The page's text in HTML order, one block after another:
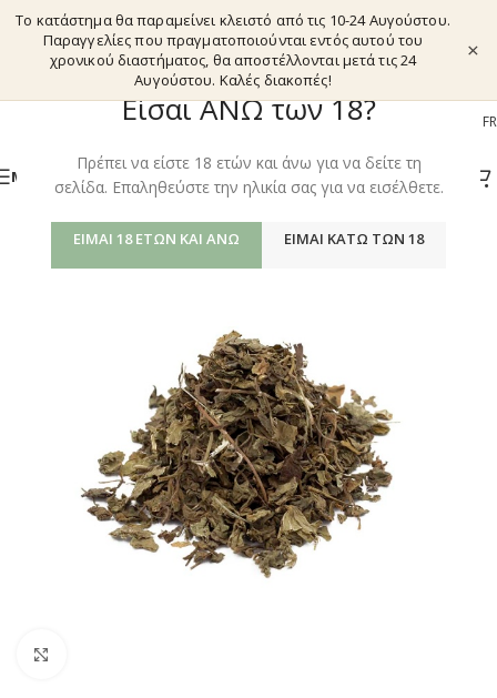
Είσαι ΑΝΩ των 18?
Πρέπει να είστε 18 ετών και άνω για να δείτε τη
σελίδα. Επαληθεύστε την ηλικία σας για να εισέλθετε.
ΕΊΜΑΙ 18 ΕΤΏΝ ΚΑΙ ΆΝΩ ΕΊΜΑΙ ΚΆΤΩ ΤΩΝ 18
Το κατάστημα θα παραμείνει κλειστό από τις 10-24 Αυγούστου.
Παραγγελίες που πραγματοποιούνται εντός αυτού του
χρονικού διαστήματος, θα αποστέλλονται μετά τις 24
Αυγούστου. Καλές διακοπές!
×
EL FR
ΜΕΝΟΎ